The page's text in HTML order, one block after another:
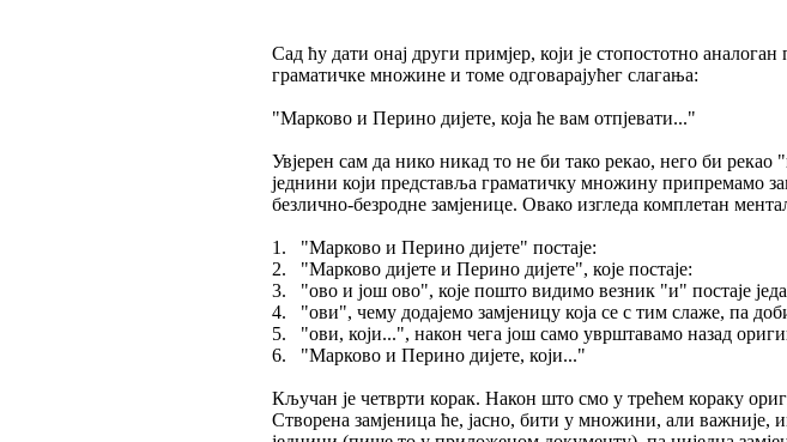
Сад ћу дати онај други примјер, који је стопостотно
граматичке множине и томе одговарајућег слагања:
"Марково и Перино дијете, која ће вам отпјевати..."
Увјерен сам да нико никад то не би тако рекао, него би рекао
једнини који представља граматичку множину припремамо
безлично-безродне замјенице. Овако изгледа комплетан
1. "Марково и Перино дијете" постаје:
2. "Марково дијете и Перино дијете", које постаје:
3. "ово и још ово", које пошто видимо везник "и" постаје
4. "ови", чему додајемо замјеницу која се с тим слаже, па
5. "ови, који...", након чега још само уврштавамо назад
6. "Марково и Перино дијете, који..."
Кључан је четврти корак. Након што смо у трећем кораку
Створена замјеница ће, јасно, бити у множини, али важније,